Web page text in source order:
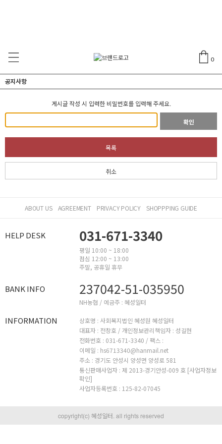
0
공지사항
게시글 작성 시 입력한 비밀번호를 입력해 주세요.
확인
목록
취소
ABOUT US AGREEMENT PRIVACY POLICY SHOPPPING GUIDE
HELP DESK 031-671-3340
평일 10:00 ~ 18:00
점심 12:00 ~ 13:00
주말, 공휴일 휴무
BANK INFO 237042-51-035950
NH농협 / 예금주 : 혜성일터
INFORMATION
상호명 : 사회복지법인 혜성원 혜성일터
대표자 : 전창호 / 개인정보관리책임자 : 성길현
전화번호 : 031-671-3340 / 팩스 :
이메일 : hs6713340@hanmail.net
주소 : 경기도 안성시 양성면 양성로 581
통신판매사업자 : 제 2013-경기안성-009 호 [사업자정보
확인]
사업자등록번호 : 125-82-07045
copyright(c) 혜성일터. all rights reserved